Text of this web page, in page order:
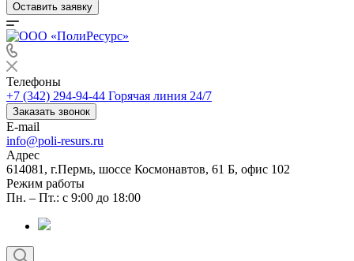
Оставить заявку
Телефоны
+7 (342) 294-94-44 Горячая линия 24/7
Заказать звонок
E-mail
info@poli-resurs.ru
Адрес
614081, г.Пермь, шоссе Космонавтов, 61 Б, офис 102
Режим работы
Пн. – Пт.: с 9:00 до 18:00